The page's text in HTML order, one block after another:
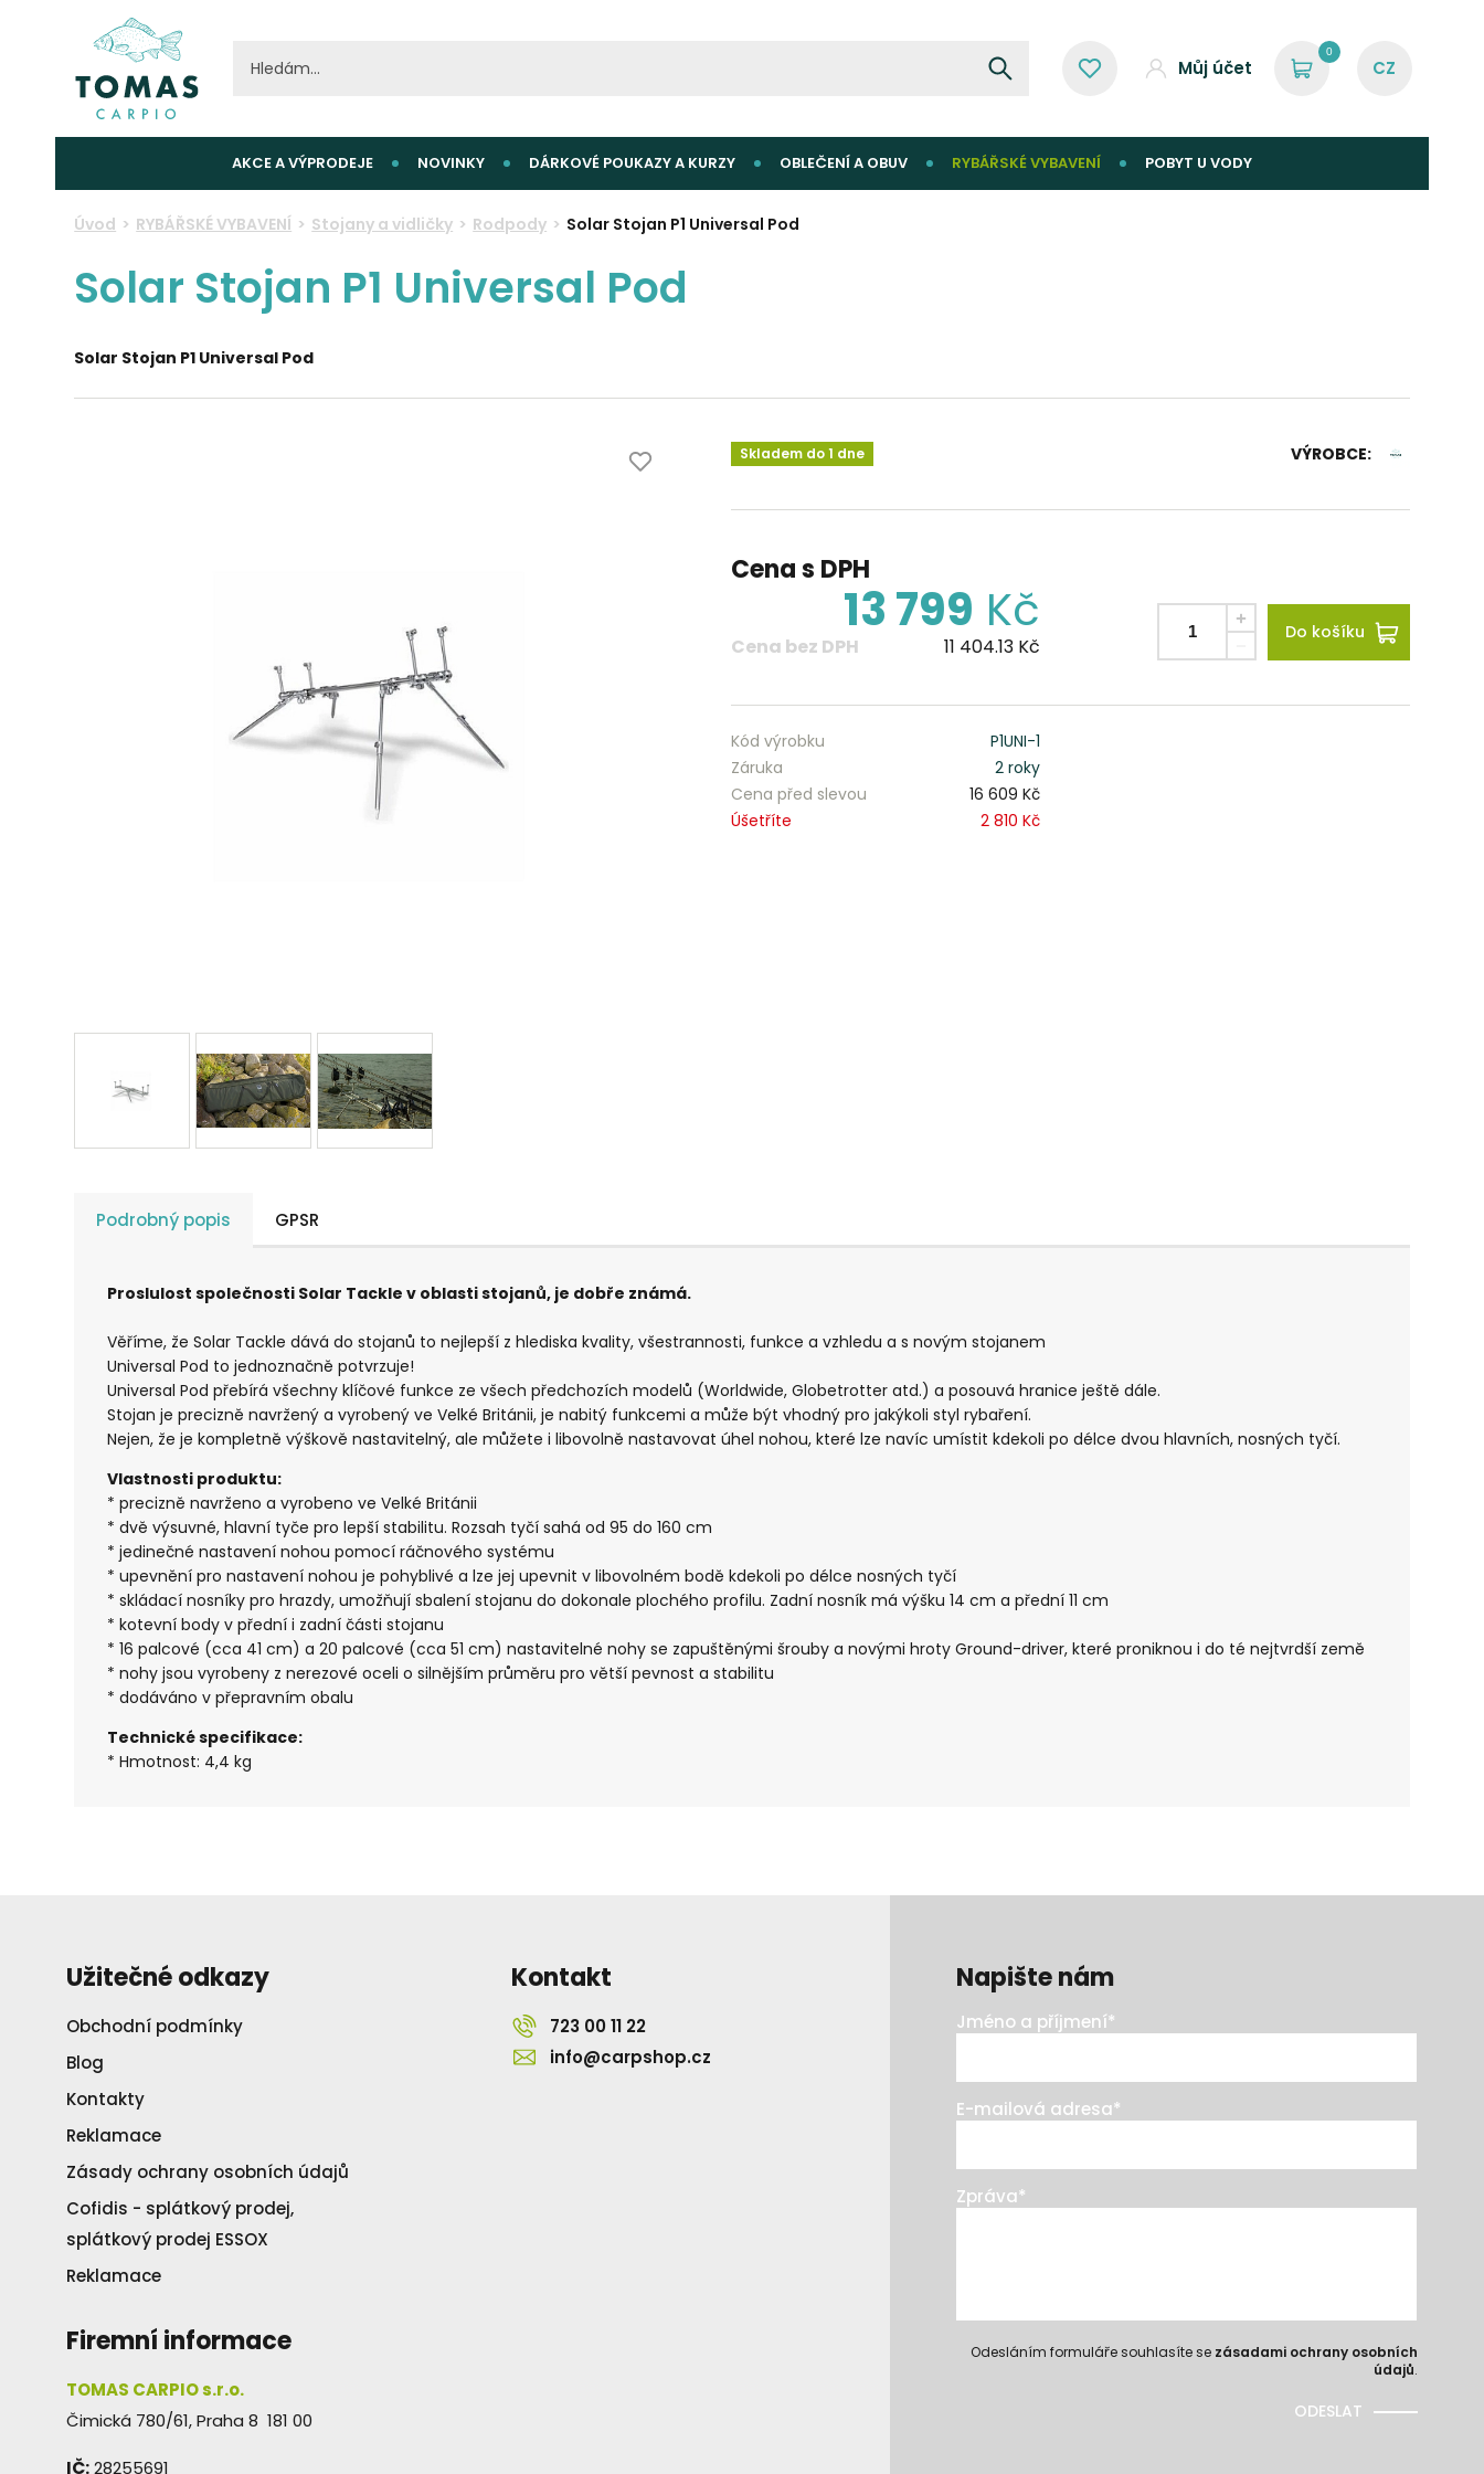
Můj účet
0
AKCE A VÝPRODEJE NOVINKY DÁRKOVÉ POUKAZY A KURZY OBLEČENÍ A OBUV RYBÁŘSKÉ VYBAVENÍ POBYT U VODY
Úvod RYBÁŘSKÉ VYBAVENÍ Stojany a vidličky Rodpody Solar Stojan P1 Universal Pod
Solar Stojan P1 Universal Pod
Solar Stojan P1 Universal Pod
Skladem do 1 dne VÝROBCE:
Cena s DPH
13 799 Kč
Cena bez DPH 11 404.13Kč
Do košíku
Kód výrobku
P1UNI-1
Záruka
2 roky
Cena před slevou
16 609 Kč
Úšetříte
2 810 Kč
Podrobný popis GPSR
Proslulost společnosti Solar Tackle v oblasti stojanů, je dobře známá.
Věříme, že Solar Tackle dává do stojanů to nejlepší z hlediska kvality, všestrannosti, funkce a vzhledu a s novým stojanem
Universal Pod to jednoznačně potvrzuje!
Universal Pod přebírá všechny klíčové funkce ze všech předchozích modelů (Worldwide, Globetrotter atd.) a posouvá hranice ještě dále.
Stojan je precizně navržený a vyrobený ve Velké Británii, je nabitý funkcemi a může být vhodný pro jakýkoli styl rybaření.
Nejen, že je kompletně výškově nastavitelný, ale můžete i libovolně nastavovat úhel nohou, které lze navíc umístit kdekoli po délce dvou hlavních, nosných tyčí.
Vlastnosti produktu:
* precizně navrženo a vyrobeno ve Velké Británii
* dvě výsuvné, hlavní tyče pro lepší stabilitu. Rozsah tyčí sahá od 95 do 160 cm
* jedinečné nastavení nohou pomocí ráčnového systému
* upevnění pro nastavení nohou je pohyblivé a lze jej upevnit v libovolném bodě kdekoli po délce nosných tyčí
* skládací nosníky pro hrazdy, umožňují sbalení stojanu do dokonale plochého profilu. Zadní nosník má výšku 14 cm a přední 11 cm
* kotevní body v přední i zadní části stojanu
* 16 palcové (cca 41 cm) a 20 palcové (cca 51 cm) nastavitelné nohy se zapuštěnými šrouby a novými hroty Ground-driver, které proniknou i do té nejtvrdší země
* nohy jsou vyrobeny z nerezové oceli o silnějším průměru pro větší pevnost a stabilitu
* dodáváno v přepravním obalu
Technické specifikace:
* Hmotnost: 4,4 kg
Užitečné odkazy
Obchodní podmínky
Blog
Kontakty
Reklamace
Zásady ochrany osobních údajů
Cofidis - splátkový prodej,
splátkový prodej ESSOX
Reklamace
Firemní informace
TOMAS CARPIO s.r.o.
Čimická 780/61, Praha 8 181 00
IČ:28255691
Kontakt
723 00 11 22
info@carpshop.cz
Napište nám
Jméno a příjmení*
E-mailová adresa*
Zpráva*
Odesláním formuláře souhlasíte se zásadami ochrany osobních
údajů.
ODESLAT